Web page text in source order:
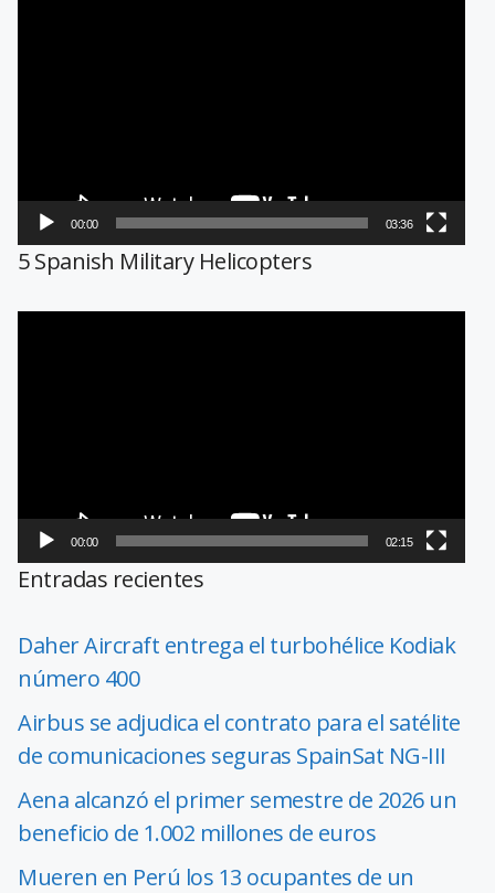
00:00 03:36
5 Spanish Military Helicopters
00:00 02:15
Entradas recientes
Daher Aircraft entrega el turbohélice Kodiak
número 400
Airbus se adjudica el contrato para el satélite
de comunicaciones seguras SpainSat NG-III
Aena alcanzó el primer semestre de 2026 un
beneficio de 1.002 millones de euros
Mueren en Perú los 13 ocupantes de un